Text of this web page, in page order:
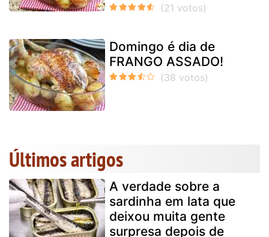
Domingo é dia de
FRANGO ASSADO!
Últimos artigos
A verdade sobre a
sardinha em lata que
deixou muita gente
surpresa depois de